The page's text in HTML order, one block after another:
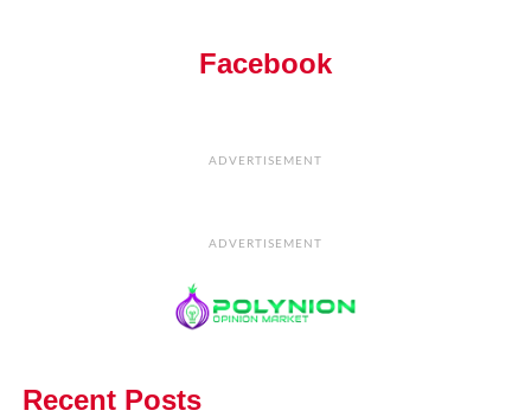
Facebook
ADVERTISEMENT
ADVERTISEMENT
Recent Posts